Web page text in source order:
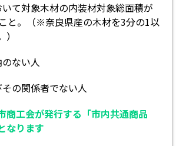
て対象木材の内装材対象総面積が
と。（※奈良県産の木材を3分の1以
ない人
の関係者でない人
商工会が発行する「市内共通商品
なります